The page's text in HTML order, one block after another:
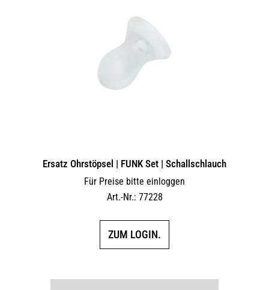
Ersatz Ohrstöpsel | FUNK Set | Schallschlauch
Für Preise bitte einloggen
Art.-Nr.: 77228
ZUM LOGIN.